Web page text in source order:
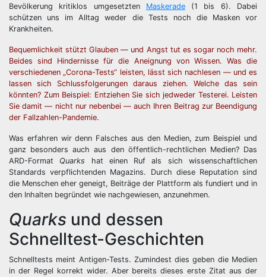
Bevölkerung kritiklos umgesetzten Maskerade(1 bis 6). Dabei
schützen uns im Alltag weder die Tests noch die Masken vor
Krankheiten.
Bequemlichkeit stützt Glauben — und Angst tut es sogar noch mehr.
Beides sind Hindernisse für die Aneignung von Wissen. Was die
verschiedenen „Corona-Tests“ leisten, lässt sich nachlesen — und es
lassen sich Schlussfolgerungen daraus ziehen. Welche das sein
könnten? Zum Beispiel: Entziehen Sie sich jedweder Testerei. Leisten
Sie damit — nicht nur nebenbei — auch Ihren Beitrag zur Beendigung
der Fallzahlen-Pandemie.
Was erfahren wir denn Falsches aus den Medien, zum Beispiel und
ganz besonders auch aus den öffentlich-rechtlichen Medien? Das
ARD-Format Quarks hat einen Ruf als sich wissenschaftlichen
Standards verpflichtenden Magazins. Durch diese Reputation sind
die Menschen eher geneigt, Beiträge der Plattform als fundiert und in
den Inhalten begründet wie nachgewiesen, anzunehmen.
Quarks und dessen
Schnelltest-Geschichten
Schnelltests meint Antigen-Tests. Zumindest dies geben die Medien
in der Regel korrekt wider. Aber bereits dieses erste Zitat aus der